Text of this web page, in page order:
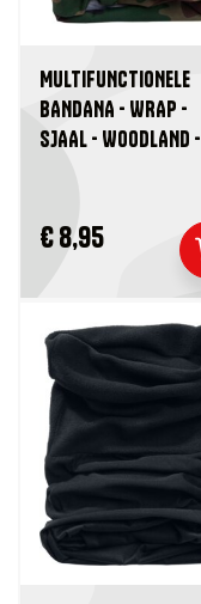
MULTIFUNCTIONELE
BANDANA - WRAP -
SJAAL - WOODLAND -
€ 8,95